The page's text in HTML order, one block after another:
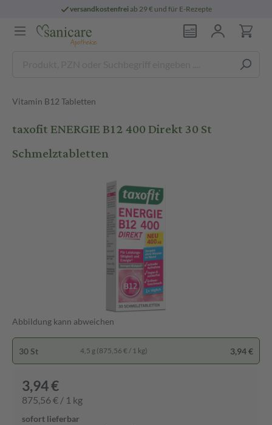
versandkostenfreiab 29 € und für E-Rezepte
Vitamin B12 Tabletten
taxofit ENERGIE B12 400 Direkt 30 St
Schmelztabletten
Abbildung kann abweichen
30 St 4,5 g (875,56 € / 1 kg) 3,94 €
3,94 €
875,56 € / 1 kg
sofort lieferbar